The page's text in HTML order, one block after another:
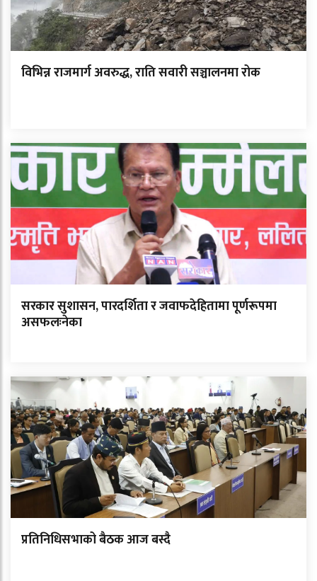
विभिन्न राजमार्ग अवरुद्ध, राति सवारी सञ्चालनमा रोक
सरकार सुशासन, पारदर्शिता र जवाफदेहितामा पूर्णरूपमा
असफलःनेका
प्रतिनिधिसभाको बैठक आज बस्दै